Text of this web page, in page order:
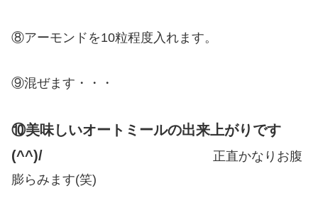
⑧アーモンドを10粒程度入れます。
⑨混ぜます・・・
⑩美味しいオートミールの出来上がりです
(^^)/ 正直かなりお腹
膨らみます(笑)